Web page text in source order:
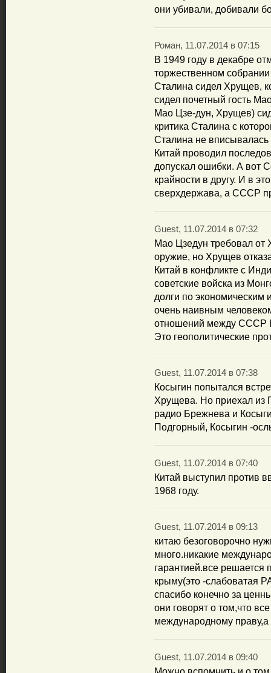
они убивали, добивали
Роман, 11.07.2014 в 07:15
В 1949 году в декабре
торжественном
Сталина сидел Хрущев,
сидел почетный гость
Мао Цзе-дун, Хрущев)
критика Сталина с
Сталина не вписывалась
Китай проводил
допускал ошибки. А вот
крайности в другу. И в
сверхдержава, а СССР
Guest, 11.07.2014 в 07:32
Мао Цзедун требовал от
оружие, но Хрущев
Китай в конфликте с
советские войска из
долги по
очень наивным
отношений между СССР
Это геополитические
Guest, 11.07.2014 в 07:38
Косыгин попытался
Хрущева. Но приехал из
радио Брежнева и
Подгорный, Косыгин -
Guest, 11.07.2014 в 07:40
Китай выступил против
1968 году.
Guest, 11.07.2014 в 09:13
китаю безоговорочно
много.никакие
гарантией.все решается
крыму(это -слабоватая
спасибо конечно за
они говорят о том,что
международному праву,а
Guest, 11.07.2014 в 09:40